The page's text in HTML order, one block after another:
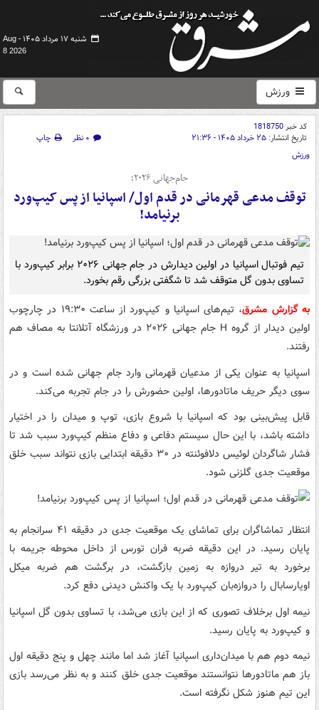
شنبه ۱۷ مرداد ۱۴۰۵ -
Aug
8 2026
ورزش
کد خبر1818750
تاریخ انتشار: ۲۵ خرداد ۱۴۰۵ - ۲۱:۳۶ ۰ نظر
چاپ
ورزش
جام‌جهانی ۲۰۲۶؛
توقف مدعی قهرمانی در قدم اول/ اسپانیا از پس کیپ‌ورد
برنیامد!
تیم فوتبال اسپانیا در اولین دیدارش در جام جهانی ۲۰۲۶ برابر کیپ‌ورد با
تساوی بدون گل متوقف شد تا شگفتی بزرگی رقم بخورد.
به گزارش مشرق
، تیم‌های اسپانیا و کیپ‌ورد از ساعت ۱۹:۳۰ در چارچوب
اولین دیدار از گروه H جام جهانی ۲۰۲۶ در ورزشگاه آتلانتا به مصاف هم
رفتند.
اسپانیا به عنوان یکی از مدعیان قهرمانی وارد جام جهانی شده است و در
سوی دیگر حریف ماتادورها، اولین حضورش را در جام تجربه می‌کند.
قابل پیش‌بینی بود که اسپانیا با شروع بازی، توپ و میدان را در اختیار
داشته باشد، با این حال سیستم دفاعی و دفاع منظم کیپ‌ورد سبب شد تا
فشار شاگردان لوئیس دلافوئنته در ۳۰ دقیقه ابتدایی بازی نتواند سبب خلق
موقعیت جدی گلزنی شود.
انتظار تماشاگران برای تماشای یک موقعیت جدی در دقیقه ۴۱ سرانجام به
پایان رسید. در این دقیقه ضربه فران تورس از داخل محوطه جریمه با
برخورد به تیر دروازه به زمین بازگشت، در برگشت هم ضربه میکل
اویارسابال را دروازه‌بان کیپ‌ورد با یک واکنش دیدنی دفع کرد.
نیمه اول برخلاف تصوری که از این بازی می‌شد، با تساوی بدون گل اسپانیا
و کیپ‌ورد به پایان رسید.
نیمه دوم هم با میدان‌داری اسپانیا آغاز شد اما مانند چهل و پنج دقیقه اول
باز هم ماتادورها نتوانستند موقعیت جدی خلق کنند و به نظر می‌رسد بازی
این تیم هنوز شکل نگرفته است.